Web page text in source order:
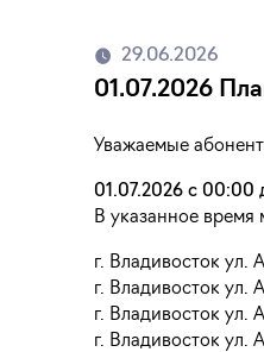
29.06.2026
01.07.2026
Уважаемые
01.07.2026 с 00:00
В указанное время
г. Владивосток ул.
г. Владивосток ул.
г. Владивосток ул.
г. Владивосток ул.